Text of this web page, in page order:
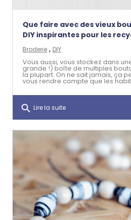
Que faire avec des vieux
DIY inspirantes pour les
Broderie , DIY
Vous aussi, vous stockez dans
grande !) boîte de multiples
la plupart. On ne sait jamais, ça
vous rendre compte que les habit
search Lire la suite